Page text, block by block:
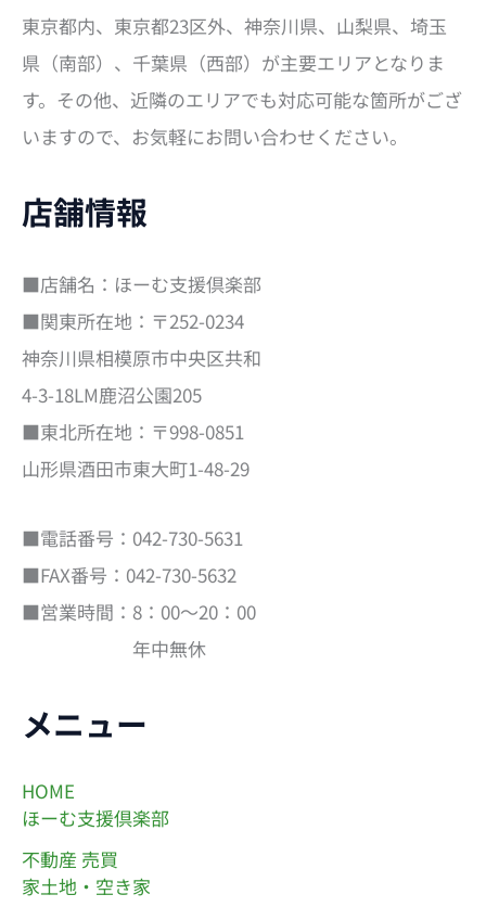
東京都内、東京都23区外、神奈川県、山梨県、埼玉
県（南部）、千葉県（西部）が主要エリアとなりま
す。その他、近隣のエリアでも対応可能な箇所がござ
いますので、お気軽にお問い合わせください。
店舗情報
■店舗名：ほーむ支援倶楽部
■関東所在地：〒252-0234
神奈川県相模原市中央区共和
4-3-18LM鹿沼公園205
■東北所在地：〒998-0851
山形県酒田市東大町1-48-29
■電話番号：042-730-5631
■FAX番号：042-730-5632
■営業時間：8：00～20：00
年中無休
メニュー
HOME
ほーむ支援倶楽部
不動産 売買
家土地・空き家